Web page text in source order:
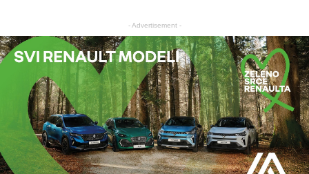
- Advertisement -